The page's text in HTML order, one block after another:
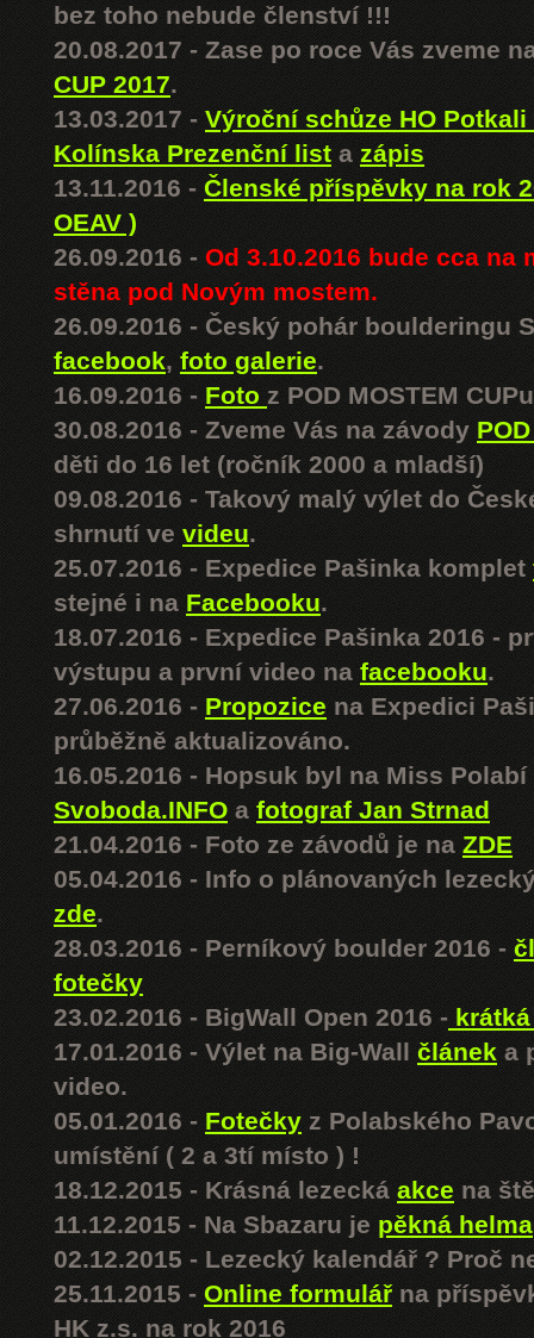
bez toho nebude členství !!!
20.08.2017 - Zase po roce Vás zveme
CUP 2017.
13.03.2017 - Výroční schůze HO
Kolínska Prezenční list a zápis
13.11.2016 - Členské příspěvky na rok
OEAV )
26.09.2016 - Od 3.10.2016 bude cca na
stěna pod Novým mostem.
26.09.2016 - Český pohár boulderingu
facebook,foto galerie.
16.09.2016 - Foto z POD MOSTEM
30.08.2016 - Zveme Vás na závody
děti do 16 let (ročník 2000 a mladší)
09.08.2016 - Takový malý výlet do
shrnutí ve videu.
25.07.2016 - Expedice Pašinka komplet
stejné i na Facebooku.
18.07.2016 - Expedice Pašinka 2016 -
výstupu a první video na facebooku.
27.06.2016 - Propozice na Expedici
průběžně aktualizováno.
16.05.2016 - Hopsuk byl na Miss
Svoboda.INFO a fotograf Jan Strnad
21.04.2016 - Foto ze závodů je na ZDE
05.04.2016 - Info o plánovaných
zde.
28.03.2016 - Perníkový boulder 2016 -
fotečky
23.02.2016 - BigWall Open 2016 -
17.01.2016 - Výlet na Big-Wall článek a
video.
05.01.2016 - Fotečky z Polabského
umístění ( 2 a 3tí místo ) !
18.12.2015 - Krásná lezecká akce na
11.12.2015 - Na Sbazaru je pěkná helma
02.12.2015 - Lezecký kalendář ? Proč
25.11.2015 - Online formulář na
HK z.s. na rok 2016